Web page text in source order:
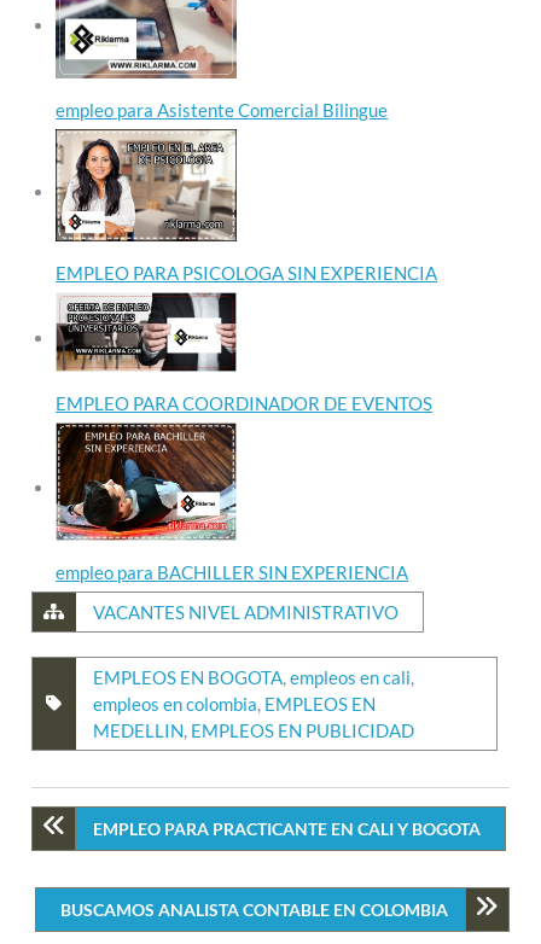
empleo para Asistente Comercial Bilingue
EMPLEO PARA PSICOLOGA SIN EXPERIENCIA
EMPLEO PARA COORDINADOR DE EVENTOS
empleo para BACHILLER SIN EXPERIENCIA
VACANTES NIVEL ADMINISTRATIVO
EMPLEOS EN BOGOTA,empleos en cali,
empleos en colombia, EMPLEOS EN
MEDELLIN, EMPLEOS EN PUBLICIDAD
EMPLEO PARA PRACTICANTE EN CALI Y BOGOTA
BUSCAMOS ANALISTA CONTABLE EN COLOMBIA